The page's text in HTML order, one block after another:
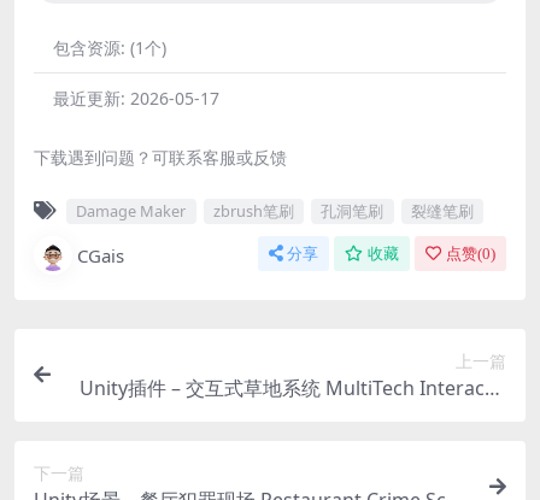
包含资源: (1个)
最近更新: 2026-05-17
下载遇到问题？可联系客服或反馈
Damage Maker zbrush笔刷 孔洞笔刷 裂缝笔刷
CGais 分享 收藏 点赞(0)
上一篇
Unity插件 – 交互式草地系统 MultiTech Interactiv
下一篇